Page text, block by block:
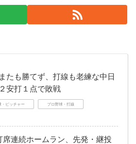
たも勝てず、打線も老練な中日
安打１点で敗戦
・ピッチャー プロ野球・打線
席連続ホームラン、先発・継投